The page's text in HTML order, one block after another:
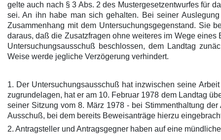
gelte auch nach § 3 Abs. 2 des Mustergesetzentwurfes für
sei. An ihn habe man sich gehalten. Bei seiner
Zusammenhang mit dem Untersuchungsgegenstand. Sie
daraus, daß die Zusatzfragen ohne weiteres im Wege
Untersuchungsausschuß beschlossen, dem Landtag
Weise werde jegliche Verzögerung verhindert.
1. Der Untersuchungsausschuß hat inzwischen seine
zugrundelagen, hat er am 10. Februar 1978 dem Landtag
seiner Sitzung vom 8. März 1978 - bei Stimmenthaltung
Ausschuß, bei dem bereits Beweisanträge hierzu
2. Antragsteller und Antragsgegner haben auf eine